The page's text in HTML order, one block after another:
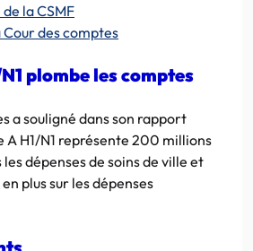
la CSMF
des comptes
plombe les comptes
a souligné dans son rapport
A H1/N1 représente 200 millions
les dépenses de soins de ville et
plus sur les dépenses